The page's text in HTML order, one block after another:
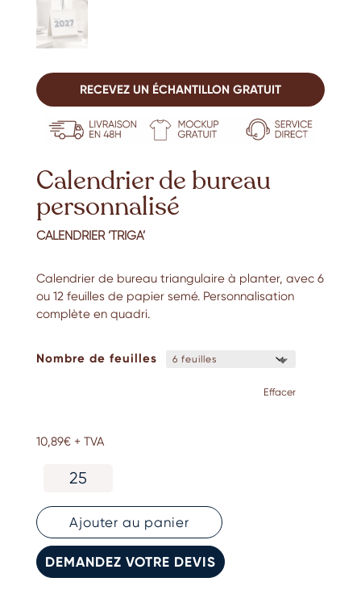
RECEVEZ UN ÉCHANTILLON GRATUIT
Calendrier de bureau
personnalisé
CALENDRIER ‘TRIGA’
Calendrier de bureau triangulaire à planter, avec 6
ou 12 feuilles de papier semé. Personnalisation
complète en quadri.
Nombre de feuilles
Effacer
10,89€ + TVA
bureau
personnalisé
Ajouter au panier
DEMANDEZ VOTRE DEVIS